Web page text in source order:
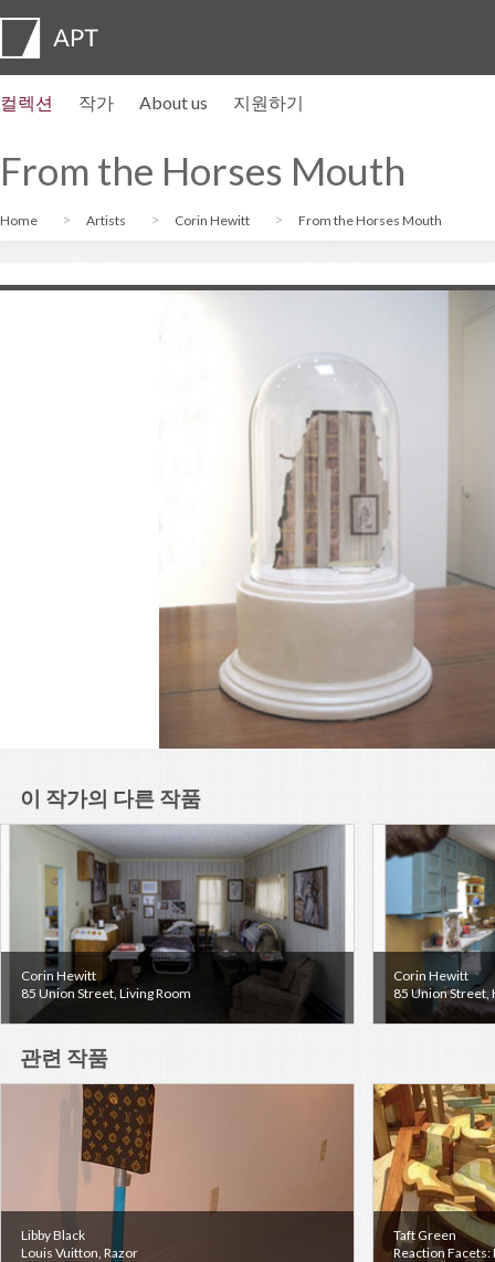
컬렉션 작가 About us 지원하기
From the Horses Mouth
Home Artists Corin Hewitt From the Horses Mouth
이 작가의 다른 작품
Corin Hewitt
85 Union Street, Living Room
Corin Hewitt
85 Union Street,
관련 작품
Libby Black
Louis Vuitton, Razor
Taft Green
Reaction